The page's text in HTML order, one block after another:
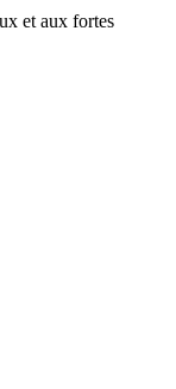
et aux fortes